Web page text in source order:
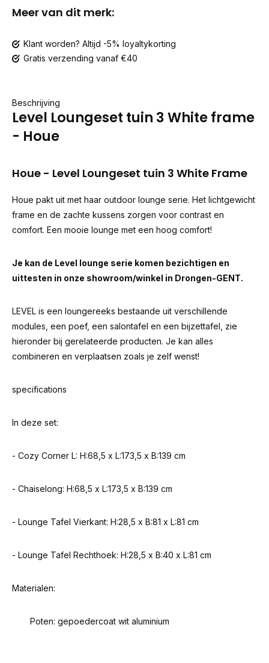
Meer van dit merk:
Klant worden? Altijd -5% loyaltykorting
Gratis verzending vanaf €40
Beschrijving
Level Loungeset tuin 3 White frame
- Houe
Houe - Level Loungeset tuin 3 White Frame
Houe pakt uit met haar outdoor lounge serie. Het lichtgewicht
frame en de zachte kussens zorgen voor contrast en
comfort. Een mooie lounge met een hoog comfort!
Je kan de Level lounge serie komen bezichtigen en
uittesten in onze showroom/winkel in Drongen-GENT.
LEVEL is een loungereeks bestaande uit verschillende
modules, een poef, een salontafel en een bijzettafel, zie
hieronder bij gerelateerde producten. Je kan alles
combineren en verplaatsen zoals je zelf wenst!
specifications
In deze set:
- Cozy Corner L: H:68,5 x L:173,5 x B:139 cm
- Chaiselong: H:68,5 x L:173,5 x B:139 cm
- Lounge Tafel Vierkant: H:28,5 x B:81 x L:81 cm
- Lounge Tafel Rechthoek: H:28,5 x B:40 x L:81 cm
Materialen:
Poten: gepoedercoat wit aluminium